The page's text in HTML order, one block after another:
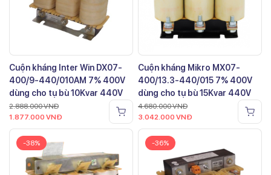
Cuộn kháng Inter Win DX07-
400/9-440/010AM 7% 400V
dùng cho tụ bù 10Kvar 440V
2.888.000VNĐ
1.877.000 VNĐ
Cuộn kháng Mikro MX07-
400/13.3-440/015 7% 400V
dùng cho tụ bù 15Kvar 440V
4.680.000VNĐ
3.042.000 VNĐ
-38% -36%